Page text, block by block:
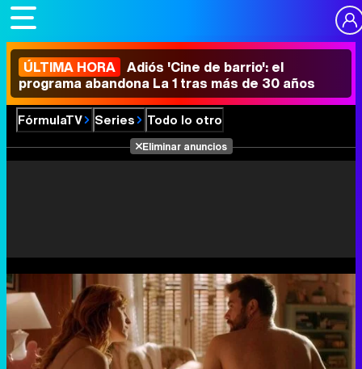
ÚLTIMA HORA Adiós 'Cine de barrio': el
programa abandona La 1 tras más de 30 años
FórmulaTV Series Todo lo otro
Eliminar anuncios